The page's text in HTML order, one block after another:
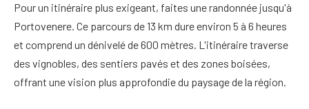
Pour un itinéraire plus exigeant, faites une randonnée jusqu'à
Portovenere. Ce parcours de 13 km dure environ 5 à 6 heures
et comprend un dénivelé de 600 mètres. L'itinéraire traverse
des vignobles, des sentiers pavés et des zones boisées,
offrant une vision plus approfondie du paysage de la région.